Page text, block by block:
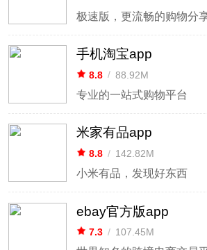
极速版，更流畅的购物分
手机淘宝app
8.8 / 88.92M
专业的一站式购物平台
米家有品app
8.8 / 142.82M
小米有品，发现好东西
ebay官方版app
7.3 / 107.45M